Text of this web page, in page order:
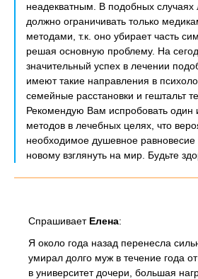
неадекватным. В подобных случаях
должно ограничивать только
методами, т.к. оно убирает часть
решая основную проблему. На
значительный успех в лечении
имеют такие направления в
семейные расстановки и гештальт
Рекомендую Вам испробовать один
методов в лечебных целях, что
необходимое душевное равновесие
новому взглянуть на мир. Будьте
Спрашивает Елена:
Я около года назад перенесла
умирал долго муж в течение года
в университет дочери, большая